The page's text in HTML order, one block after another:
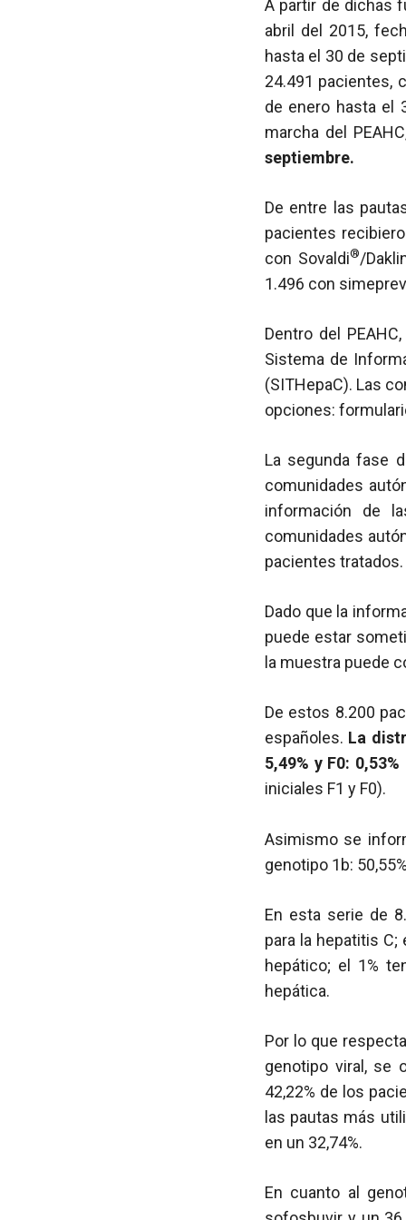
A partir de dichas
abril del 2015,
hasta el 30 de
24.491 pacientes,
de enero hasta el
marcha del
septiembre.
De entre las
pacientes
con Sovaldi®/
1.496 con
Dentro del
Sistema de
(SITHepaC). Las
opciones:
La segunda fase
comunidades
información de
comunidades
pacientes tratados.
Dado que la
puede estar
la muestra puede
De estos 8.200
españoles. La
5,49% y F0: 0,53%
iniciales F1 y F0).
Asimismo se
genotipo 1b:
En esta serie de
para la hepatitis C;
hepático; el 1%
hepática.
Por lo que
genotipo viral, se
42,22% de los
las pautas más
en un 32,74%.
En cuanto al